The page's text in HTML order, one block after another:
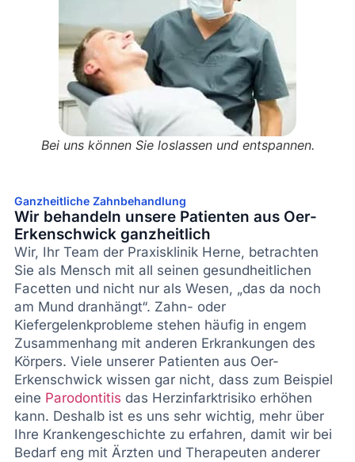
Bei uns können Sie loslassen und entspannen.
Ganzheitliche Zahnbehandlung​
Wir behandeln unsere Patienten aus Oer-
Erkenschwick ganzheitlich
Wir, Ihr Team der Praxisklinik Herne, betrachten
Sie als Mensch mit all seinen gesundheitlichen
Facetten und nicht nur als Wesen, „das da noch
am Mund dranhängt“. Zahn- oder
Kiefergelenkprobleme stehen häufig in engem
Zusammenhang mit anderen Erkrankungen des
Körpers. Viele unserer Patienten aus Oer-
Erkenschwick wissen gar nicht, dass zum Beispiel
eine Parodontitis das Herzinfarktrisiko erhöhen
kann. Deshalb ist es uns sehr wichtig, mehr über
Ihre Krankengeschichte zu erfahren, damit wir bei
Bedarf eng mit Ärzten und Therapeuten anderer